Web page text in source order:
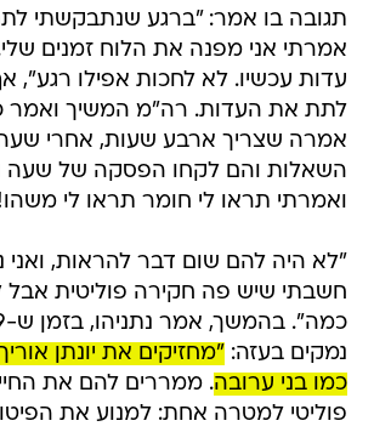
תגובה בו אמר: "ברגע שנתבקשתי
אמרתי אני מפנה את הלוח זמנים
עדות עכשיו. לא לחכות אפילו רגע",
לתת את העדות. רה"מ המשיך ואמר
אמרה שצריך ארבע שעות, אחרי
השאלות והם לקחו הפסקה של שעה
ואמרתי תראו לי חומר תראו לי
"לא היה להם שום דבר להראות, ואני
חשבתי שיש פה חקירה פוליטית אבל
נמקים בעזה: "מחזיקים את יונתן
כמו בני ערובה. ממררים להם את
פוליטי למטרה אחת: למנוע את